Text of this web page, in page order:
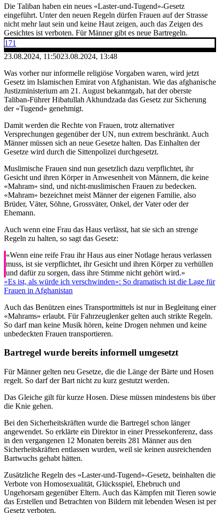
Die Taliban haben ein neues «Laster-und-Tugend»-Gesetz
eingeführt. Unter den neuen Regeln dürfen Frauen auf der Strasse
nicht mehr laut sein und keine Haut zeigen, auch das Zeigen des
Gesichtes ist verboten. Für Männer gibt es neue Bartregeln.
171
23.08.2024, 11:5023.08.2024, 13:48
Was vorher nur informelle religiöse Vorgaben waren, wird jetzt
Gesetz im Islamischen Emirat von Afghanistan. Wie das afghanische
Justizministerium am 21. August bekanntgab, hat der oberste
Taliban-Führer Hibatullah Akhundzada das Gesetz zur Sicherung
der «Tugend» genehmigt.
Damit werden die Rechte von Frauen, trotz alternativer
Versprechungen gegenüber der UN, nun extrem beschränkt. Auch
Männer müssen sich an neue Gesetze halten. Das Einhalten der
Gesetze wird durch die Sittenpolizei durchgesetzt.
Muslimische Frauen sind nun gesetzlich dazu verpflichtet, ihr
Gesicht und ihren Körper in Anwesenheit von Männern, die keine
«Mahram» sind, und nicht-muslimischen Frauen zu bedecken.
«Mahram» bezeichnet meist Männer der eigenen Familie, also
Brüder, Väter, Söhne, Grossväter, Onkel, der Vater oder der
Ehemann.
Auch wenn eine Frau das Haus verlässt, hat sie sich an strenge
Regeln zu halten, so sagt das Gesetz:
«Wenn eine reife Frau ihr Haus aus einer Notlage heraus verlassen
muss, ist sie verpflichtet, ihr Gesicht und ihren Körper zu verhüllen
und dafür zu sorgen, dass ihre Stimme nicht gehört wird.»
«Es ist, als würde ich verschwinden»: So dramatisch ist die Lage für
Frauen in Afghanistan
Auch das Benützen eines Transportmittels ist nur in Begleitung einer
«Mahrams» erlaubt. Für Fahrzeuglenker gelten auch strikte Regeln.
So darf man keine Musik hören, keine Drogen nehmen und keine
unbedeckten Frauen transportieren.
Bartregel wurde bereits informell umgesetzt
Für Männer gelten neu Gesetze, die die Länge der Bärte und Hosen
regelt. So darf der Bart nicht zu kurz gestutzt werden.
Das Gleiche gilt für kurze Hosen. Diese müssen mindestens bis über
die Knie gehen.
Bei den Sicherheitskräften wurde die Bartregel schon länger
angewendet. So erklärte ein Direktor in einer Pressekonferenz, dass
in den vergangenen 12 Monaten bereits 281 Männer aus den
Sicherheitskräften entlassen wurden, weil sie keinen ausreichenden
Bartwuchs gehabt hätten.
Zusätzliche Regeln des «Laster-und-Tugend»-Gesetz, beinhalten die
Verbote von Homosexualität, Glücksspiel, Ehebruch und
Ungehorsam gegenüber Eltern. Auch das Kämpfen mit Tieren sowie
das Erstellen und Betrachten von Bildern mit lebenden Wesen ist per
Gesetz verboten.